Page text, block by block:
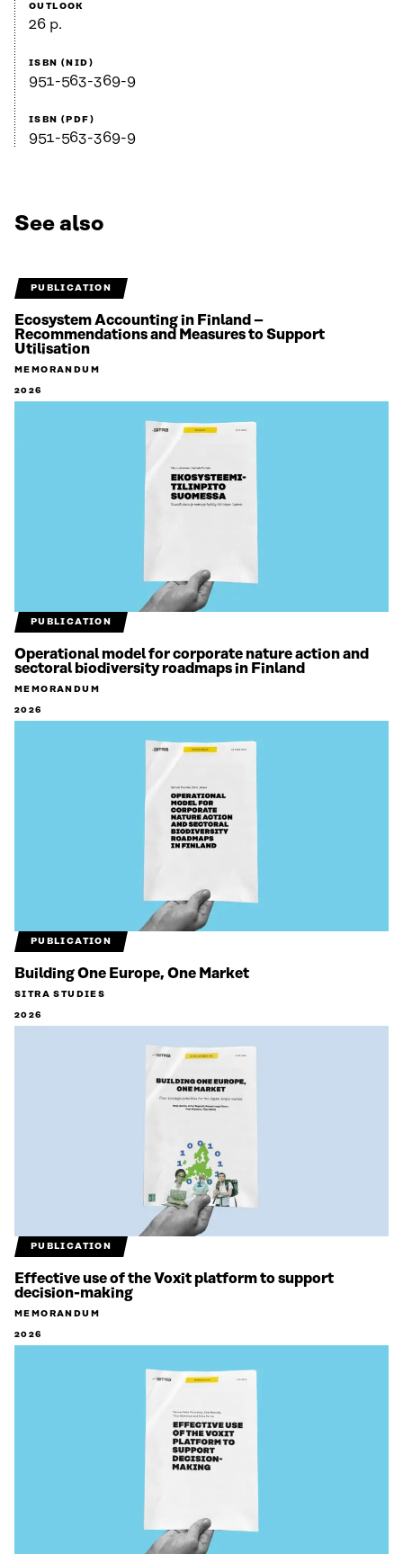
OUTLOOK
26 p.
ISBN (NID)
951-563-369-9
ISBN (PDF)
951-563-369-9
See also
PUBLICATION
Ecosystem Accounting in Finland –
Recommendations and Measures to Support
Utilisation
MEMORANDUM
2026
PUBLICATION
Operational model for corporate nature action and
sectoral biodiversity roadmaps in Finland
MEMORANDUM
2026
PUBLICATION
Building One Europe, One Market
SITRA STUDIES
2026
PUBLICATION
Effective use of the Voxit platform to support
decision-making
MEMORANDUM
2026